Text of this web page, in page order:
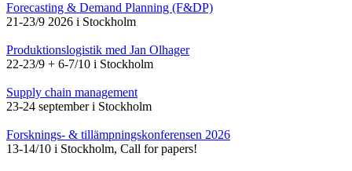
Forecasting & Demand Planning (F&DP)
21-23/9 2026 i Stockholm
Produktionslogistik med Jan Olhager
22-23/9 + 6-7/10 i Stockholm
Supply chain management
23-24 september i Stockholm
Forsknings- & tillämpningskonferensen 2026
13-14/10 i Stockholm, Call for papers!